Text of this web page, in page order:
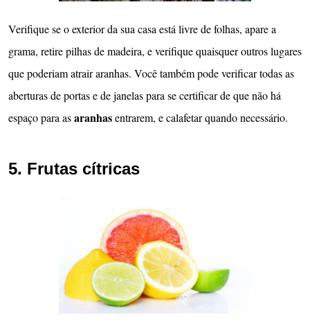
Verifique se o exterior da sua casa está livre de folhas, apare a
grama, retire pilhas de madeira, e verifique quaisquer outros lugares
que poderiam atrair aranhas. Você também pode verificar todas as
aberturas de portas e de janelas para se certificar de que não há
espaço para asaranhasentrarem, e calafetar quando necessário.
5. Frutas cítricas